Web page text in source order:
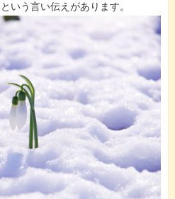
いう言い伝えがあります。